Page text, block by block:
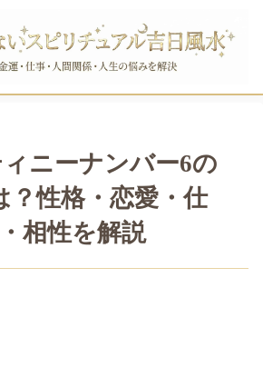
ニーナンバー6の
？性格・恋愛・仕
相性を解説